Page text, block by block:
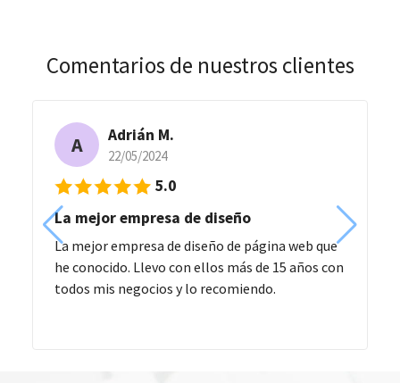
Comentarios de nuestros clientes
A Adrián M.
22/05/2024
5.0
La mejor empresa de diseño
La mejor empresa de diseño de página web que
he conocido. Llevo con ellos más de 15 años con
todos mis negocios y lo recomiendo.